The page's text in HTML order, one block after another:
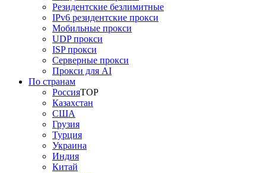
Резидентские безлимитные
IPv6 резидентские прокси
Мобильные прокси
UDP прокси
ISP прокси
Серверные прокси
Прокси для AI
По странам
РоссияTOP
Казахстан
США
Грузия
Турция
Украина
Индия
Китай